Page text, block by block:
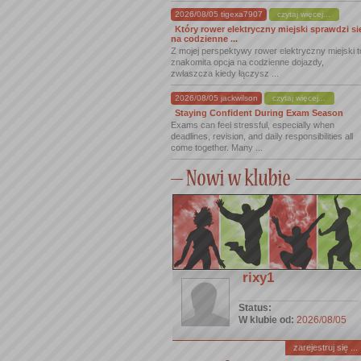
2026/08/05 tigexa7907 czytaj więcej...
Który rower elektryczny miejski sprawdzi
na codzienne ...
Z mojej perspektywy rower elektryczny miejski
znakomita opcja na codzienne dojazdy,
zwłaszcza kiedy łączysz ...
2026/08/05 jackwilson czytaj więcej...
Staying Confident During Exam Season
Exams can feel stressful, especially when
deadlines, revision, and daily responsibilities all
come together. Many ...
rixy1
Status:
W klubie od: 2026/08/05
zarejestruj się ...